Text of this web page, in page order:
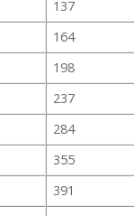
137
164
198
237
284
355
391